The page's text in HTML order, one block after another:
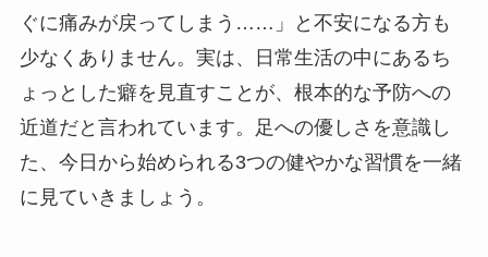
ぐに痛みが戻ってしまう……」と不安になる方も
少なくありません。実は、日常生活の中にあるち
ょっとした癖を見直すことが、根本的な予防への
近道だと言われています。足への優しさを意識し
た、今日から始められる3つの健やかな習慣を一緒
に見ていきましょう。